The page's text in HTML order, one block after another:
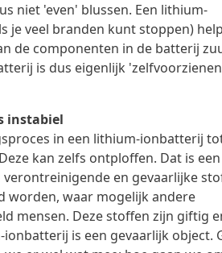
niet 'even' blussen. Een lithium-
je veel branden kunt stoppen)
de componenten in de batterij
is dus eigenlijk
instabiel
in een lithium-ionbatterij
kan zelfs ontploffen. Dat is
en gevaarlijke
worden, waar mogelijk andere
mensen. Deze stoffen zijn giftig
is een gevaarlijk object.